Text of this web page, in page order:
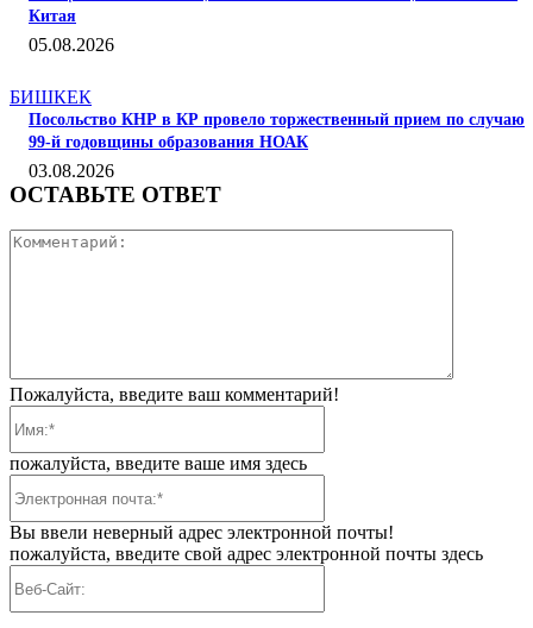
Китая
05.08.2026
БИШКЕК
Посольство КНР в КР провело торжественный прием по случаю
99-й годовщины образования НОАК
03.08.2026
ОСТАВЬТЕ ОТВЕТ
Пожалуйста, введите ваш комментарий!
пожалуйста, введите ваше имя здесь
Вы ввели неверный адрес электронной почты!
пожалуйста, введите свой адрес электронной почты здесь